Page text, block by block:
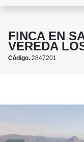
FINCA EN
VEREDA
Código. 2847201